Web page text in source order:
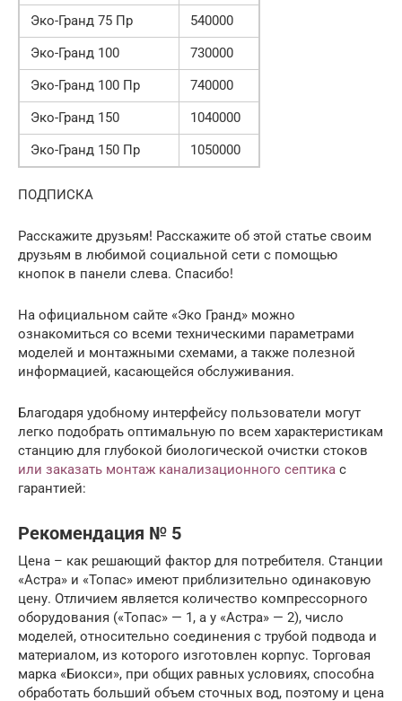
Эко-Гранд 75 Пр
540000
Эко-Гранд 100
730000
Эко-Гранд 100 Пр
740000
Эко-Гранд 150
1040000
Эко-Гранд 150 Пр
1050000
ПОДПИСКА
Расскажите друзьям! Расскажите об этой статье своим
друзьям в любимой социальной сети с помощью
кнопок в панели слева. Спасибо!
На официальном сайте «Эко Гранд» можно
ознакомиться со всеми техническими параметрами
моделей и монтажными схемами, а также полезной
информацией, касающейся обслуживания.
Благодаря удобному интерфейсу пользователи могут
легко подобрать оптимальную по всем характеристикам
станцию для глубокой биологической очистки стоков
или заказать монтаж канализационного септика с
гарантией:
Рекомендация № 5
Цена – как решающий фактор для потребителя. Станции
«Астра» и «Топас» имеют приблизительно одинаковую
цену. Отличием является количество компрессорного
оборудования («Топас» — 1, а у «Астра» — 2), число
моделей, относительно соединения с трубой подвода и
материалом, из которого изготовлен корпус. Торговая
марка «Биокси», при общих равных условиях, способна
обработать больший объем сточных вод, поэтому и цена